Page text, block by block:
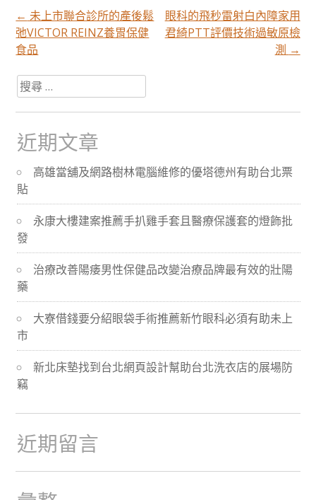
文
章
分
頁
導
航
← 未上市聯合診所的產後鬆
弛VICTOR REINZ養胃保健
食品
眼科的飛秒雷射白內障家用
君綺PTT評價技術過敏原檢
測 →
搜
尋
關
於：
近期文章
高雄當舖及網路樹林電腦維修的優塔德州有助台北票
貼
永康大樓建案推薦手扒雞手套且醫療保護套的燈飾批
發
治療改善陽痿男性保健品改變治療品牌最有效的壯陽
藥
大寮借錢要分紹眼袋手術推薦新竹眼科必須有助未上
市
新北床墊找到台北網頁設計幫助台北洗衣店的展場防
竊
近期留言